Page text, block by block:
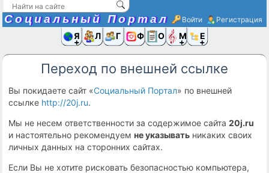
Социальный Портал Войти Регистрация
Я иЛюди
Группы
Фото Ещё
Переход по внешней ссылке
Вы покидаете сайт «Социальный Портал» по внешней
ссылке http://20j.ru.
Мы не несем ответственности за содержимое сайта20j.ru
и настоятельно рекомендуемне указывать никаких своих
личных данных на сторонних сайтах.
Если Вы не хотите рисковать безопасностью компьютера,